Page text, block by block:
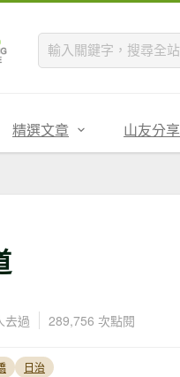
精選文章 山友分享
去過 289,756 次點閱
日治